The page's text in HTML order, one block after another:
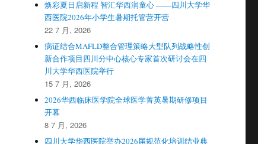
焕彩夏日启新程 智汇华西润童心 ——四川大学华
西医院2026年小学生暑期托管营开营
22 7 月, 2026
病证结合MAFLD整合管理策略大型队列战略性创
新合作项目四川分中心核心专家首次研讨会在四
川大学华西医院举行
15 7 月, 2026
2026华西临床医学院全球医学菁英暑期研修项目
开幕
8 7 月, 2026
四川大学华西医院举办2026届规范化培训结业典